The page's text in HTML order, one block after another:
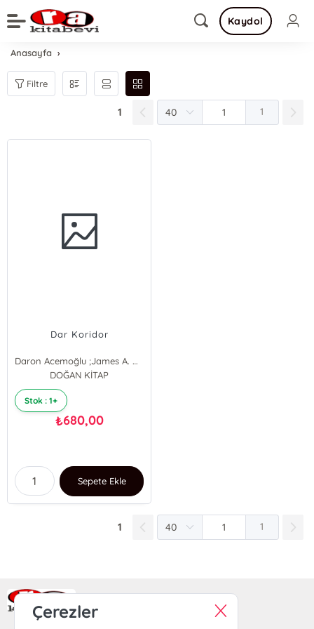
Kaydol
Anasayfa
Filtre
1 1
Dar Koridor
Daron Acemoğlu ;James A. Robinson
DOĞAN KİTAP
Stok : 1+
₺680,00
Sepete Ekle
1 1
Ra Yayın Kitabevi
Çerezler